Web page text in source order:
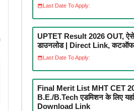
Last Date To Apply:
UPTET Result 2026 OUT, ऐसे
डाउनलोड | Direct Link, कटऑफ,
Last Date To Apply:
Final Merit List MHT CET
B.E./B.Tech एडमिशन के लिए
Download Link